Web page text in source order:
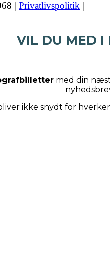
| Privatlivspolitik |
VIL DU MED I
med din
ikke snydt for